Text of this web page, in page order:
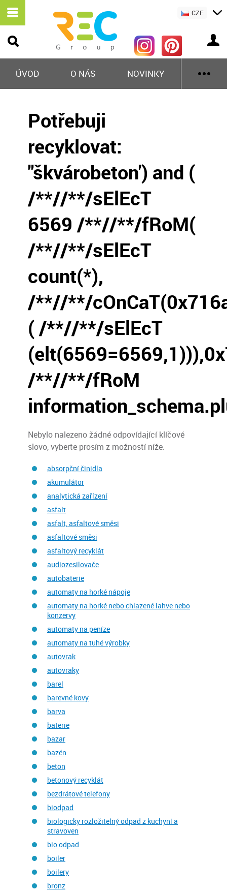
ÚVOD O NÁS NOVINKY
CZE
Potřebuji
recyklovat:
"škvárobeton') and (
/**//**/sElEcT
6569 /**//**/fRoM(
/**//**/sElEcT
count(*),
/**//**/
( /**//**/sElEcT
/**//**/fRoM
Nebylo nalezeno žádné odpovídající klíčové
slovo, vyberte prosím z možností níže.
absorpční činidla
akumulátor
analytická zařízení
asfalt
asfalt, asfaltové směsi
asfaltové směsi
asfaltový recyklát
audiozesilovače
autobaterie
automaty na horké nápoje
automaty na horké nebo chlazené lahve nebo
konzervy
automaty na peníze
automaty na tuhé výrobky
autovrak
autovraky
barel
barevné kovy
barva
baterie
bazar
bazén
beton
betonový recyklát
bezdrátové telefony
biodpad
biologicky rozložitelný odpad z kuchyní a
stravoven
bio odpad
boiler
boilery
bronz